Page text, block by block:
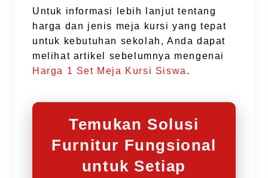
Untuk informasi lebih lanjut tentang
harga dan jenis meja kursi yang tepat
untuk kebutuhan sekolah, Anda dapat
melihat artikel sebelumnya mengenai
Harga 1 Set Meja Kursi Siswa .
Temukan Solusi
Furnitur Fungsional
untuk Setiap